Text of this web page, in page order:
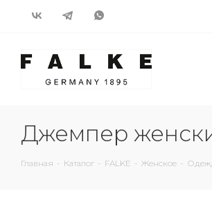
Джемпер
Главная - Каталог - FALKE - Женское -